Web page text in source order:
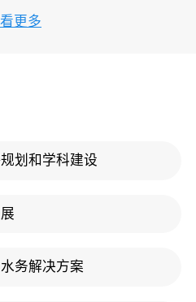
更多
划和学科建设
务解决方案